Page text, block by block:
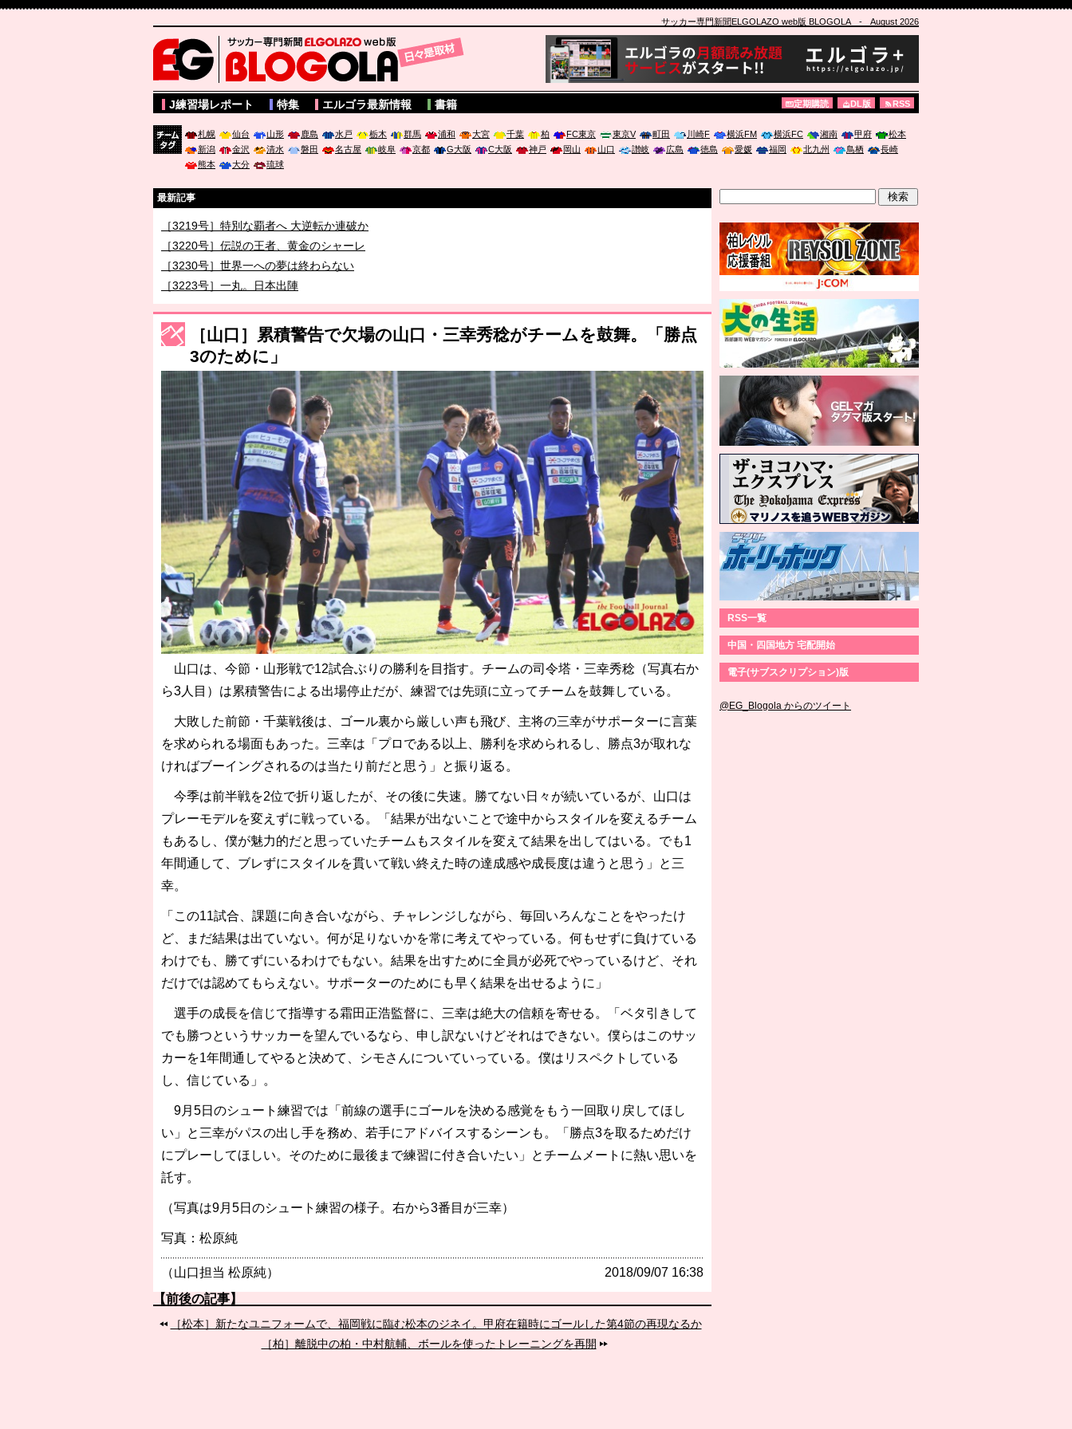
サッカー専門新聞ELGOLAZO web版 BLOGOLA- August 2026
サッカー専門新聞ELGOLAZO web版 BLOGOLA
J練習場レポート 特集 エルゴラ最新情報 書籍 定期購読 DL版 RSS
札幌 仙台 山形 鹿島 水戸 栃木 群馬 浦和 大宮 千葉 柏 FC東京 東京V 町田 川崎F 横浜FM 横浜FC 湘南 甲府
松本
新潟
金沢 清水 磐田 名古屋 岐阜 京都 G大阪 C大阪 神戸 岡山 山口 讃岐 広島 徳島 愛媛 福岡 北九州 鳥栖
長崎
熊本
大分 琉球
最新記事
［3219号］特別な覇者へ 大逆転か連破か
［3220号］伝説の王者、黄金のシャーレ
［3230号］世界一への夢は終わらない
［3223号］一丸。日本出陣
［3222号］史上最大のW杯開幕 注目は「個」
［山口］累積警告で欠場の山口・三幸秀稔がチームを鼓舞。「勝点
3のために」
山口は、今節・山形戦で12試合ぶりの勝利を目指す。チームの司令塔・三幸秀稔（写真右か
ら3人目）は累積警告による出場停止だが、練習では先頭に立ってチームを鼓舞している。
大敗した前節・千葉戦後は、ゴール裏から厳しい声も飛び、主将の三幸がサポーターに言葉
を求められる場面もあった。三幸は「プロである以上、勝利を求められるし、勝点3が取れな
ければブーイングされるのは当たり前だと思う」と振り返る。
今季は前半戦を2位で折り返したが、その後に失速。勝てない日々が続いているが、山口は
プレーモデルを変えずに戦っている。「結果が出ないことで途中からスタイルを変えるチーム
もあるし、僕が魅力的だと思っていたチームもスタイルを変えて結果を出してはいる。でも1
年間通して、ブレずにスタイルを貫いて戦い終えた時の達成感や成長度は違うと思う」と三
幸。
「この11試合、課題に向き合いながら、チャレンジしながら、毎回いろんなことをやったけ
ど、まだ結果は出ていない。何が足りないかを常に考えてやっている。何もせずに負けている
わけでも、勝てずにいるわけでもない。結果を出すために全員が必死でやっているけど、それ
だけでは認めてもらえない。サポーターのためにも早く結果を出せるように」
選手の成長を信じて指導する霜田正浩監督に、三幸は絶大の信頼を寄せる。「ベタ引きして
でも勝つというサッカーを望んでいるなら、申し訳ないけどそれはできない。僕らはこのサッ
カーを1年間通してやると決めて、シモさんについていっている。僕はリスペクトしている
し、信じている」。
9月5日のシュート練習では「前線の選手にゴールを決める感覚をもう一回取り戻してほし
い」と三幸がパスの出し手を務め、若手にアドバイスするシーンも。「勝点3を取るためだけ
にプレーしてほしい。そのために最後まで練習に付き合いたい」とチームメートに熱い思いを
託す。
（写真は9月5日のシュート練習の様子。右から3番目が三幸）
写真：松原純
（山口担当 松原純） 2018/09/07 16:38
【前後の記事】
［松本］新たなユニフォームで、福岡戦に臨む松本のジネイ。甲府在籍時にゴールした第4節の再現なるか
［柏］離脱中の柏・中村航輔、ボールを使ったトレーニングを再開
RSS一覧
中国・四国地方 宅配開始
電子(サブスクリプション)版
@EG_Blogola からのツイート